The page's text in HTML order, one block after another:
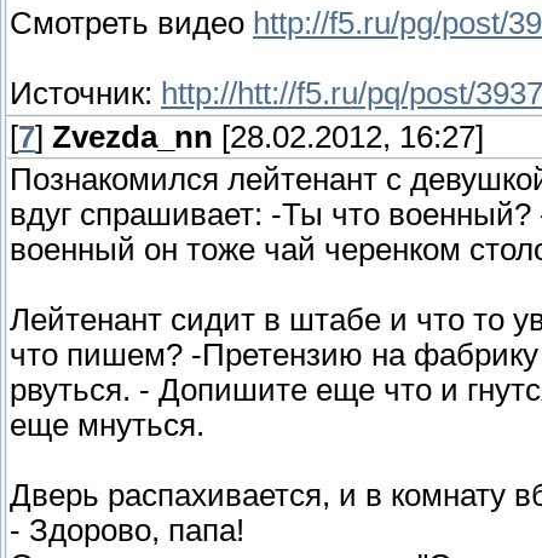
Смотреть видео http://f5.ru/pg/post/
Источник: http://htt://f5.ru/pq/post/
[7] Zvezda_nn [28.02.2012, 16:27]
Познакомился лейтенант с
вдуг спрашивает: -Ты что
военный он тоже чай черенком
Лейтенант сидит в штабе и что то
что пишем? -Претензию на
рвуться. - Допишите еще что и
еще мнуться.
Дверь распахивается, и в комнату
- Здорово, папа!